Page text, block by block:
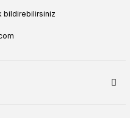
bildirebilirsiniz